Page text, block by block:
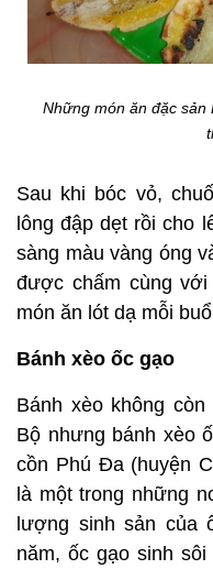
Những món ăn đặc sản
Sau khi bóc vỏ,
lông đập dẹt rồi cho
sàng màu vàng óng
được chấm cùng
món ăn lót dạ mỗi
Bánh xèo ốc gạo
Bánh xèo không
Bộ nhưng bánh xèo
cồn Phú Đa (huyện
là một trong những
lượng sinh sản của
năm, ốc gạo sinh